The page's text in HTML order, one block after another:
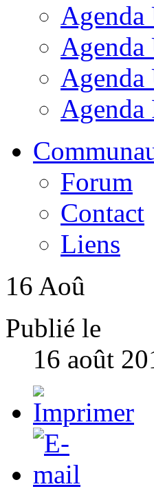
Agenda
Agenda
Agenda
Agenda
Forum
Contact
Liens
16 Aoû
Publié le
16 août